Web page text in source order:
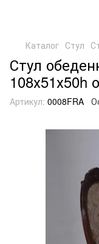
Каталог Стул
Стул
108х51х50h
Артикул: 0008FRA